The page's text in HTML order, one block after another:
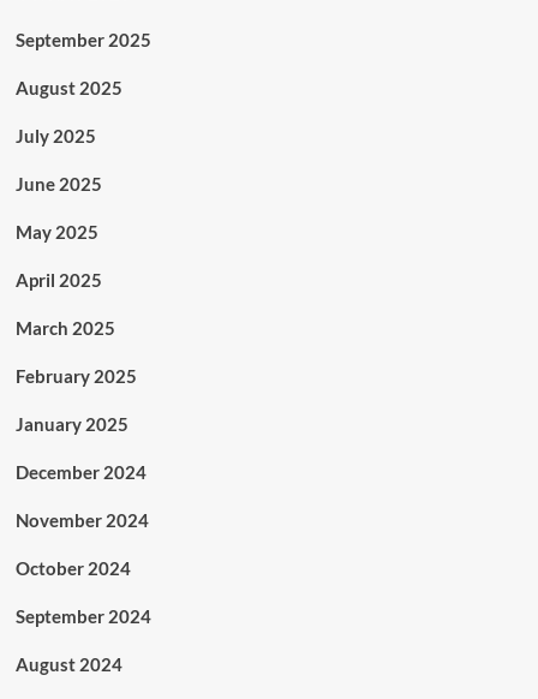
September 2025
August 2025
July 2025
June 2025
May 2025
April 2025
March 2025
February 2025
January 2025
December 2024
November 2024
October 2024
September 2024
August 2024